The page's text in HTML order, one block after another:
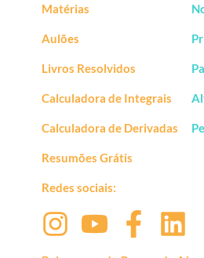
Matérias
Aulões
Livros Resolvidos
Calculadora de Integrais
Calculadora de Derivadas
Resumões Grátis
Redes sociais: